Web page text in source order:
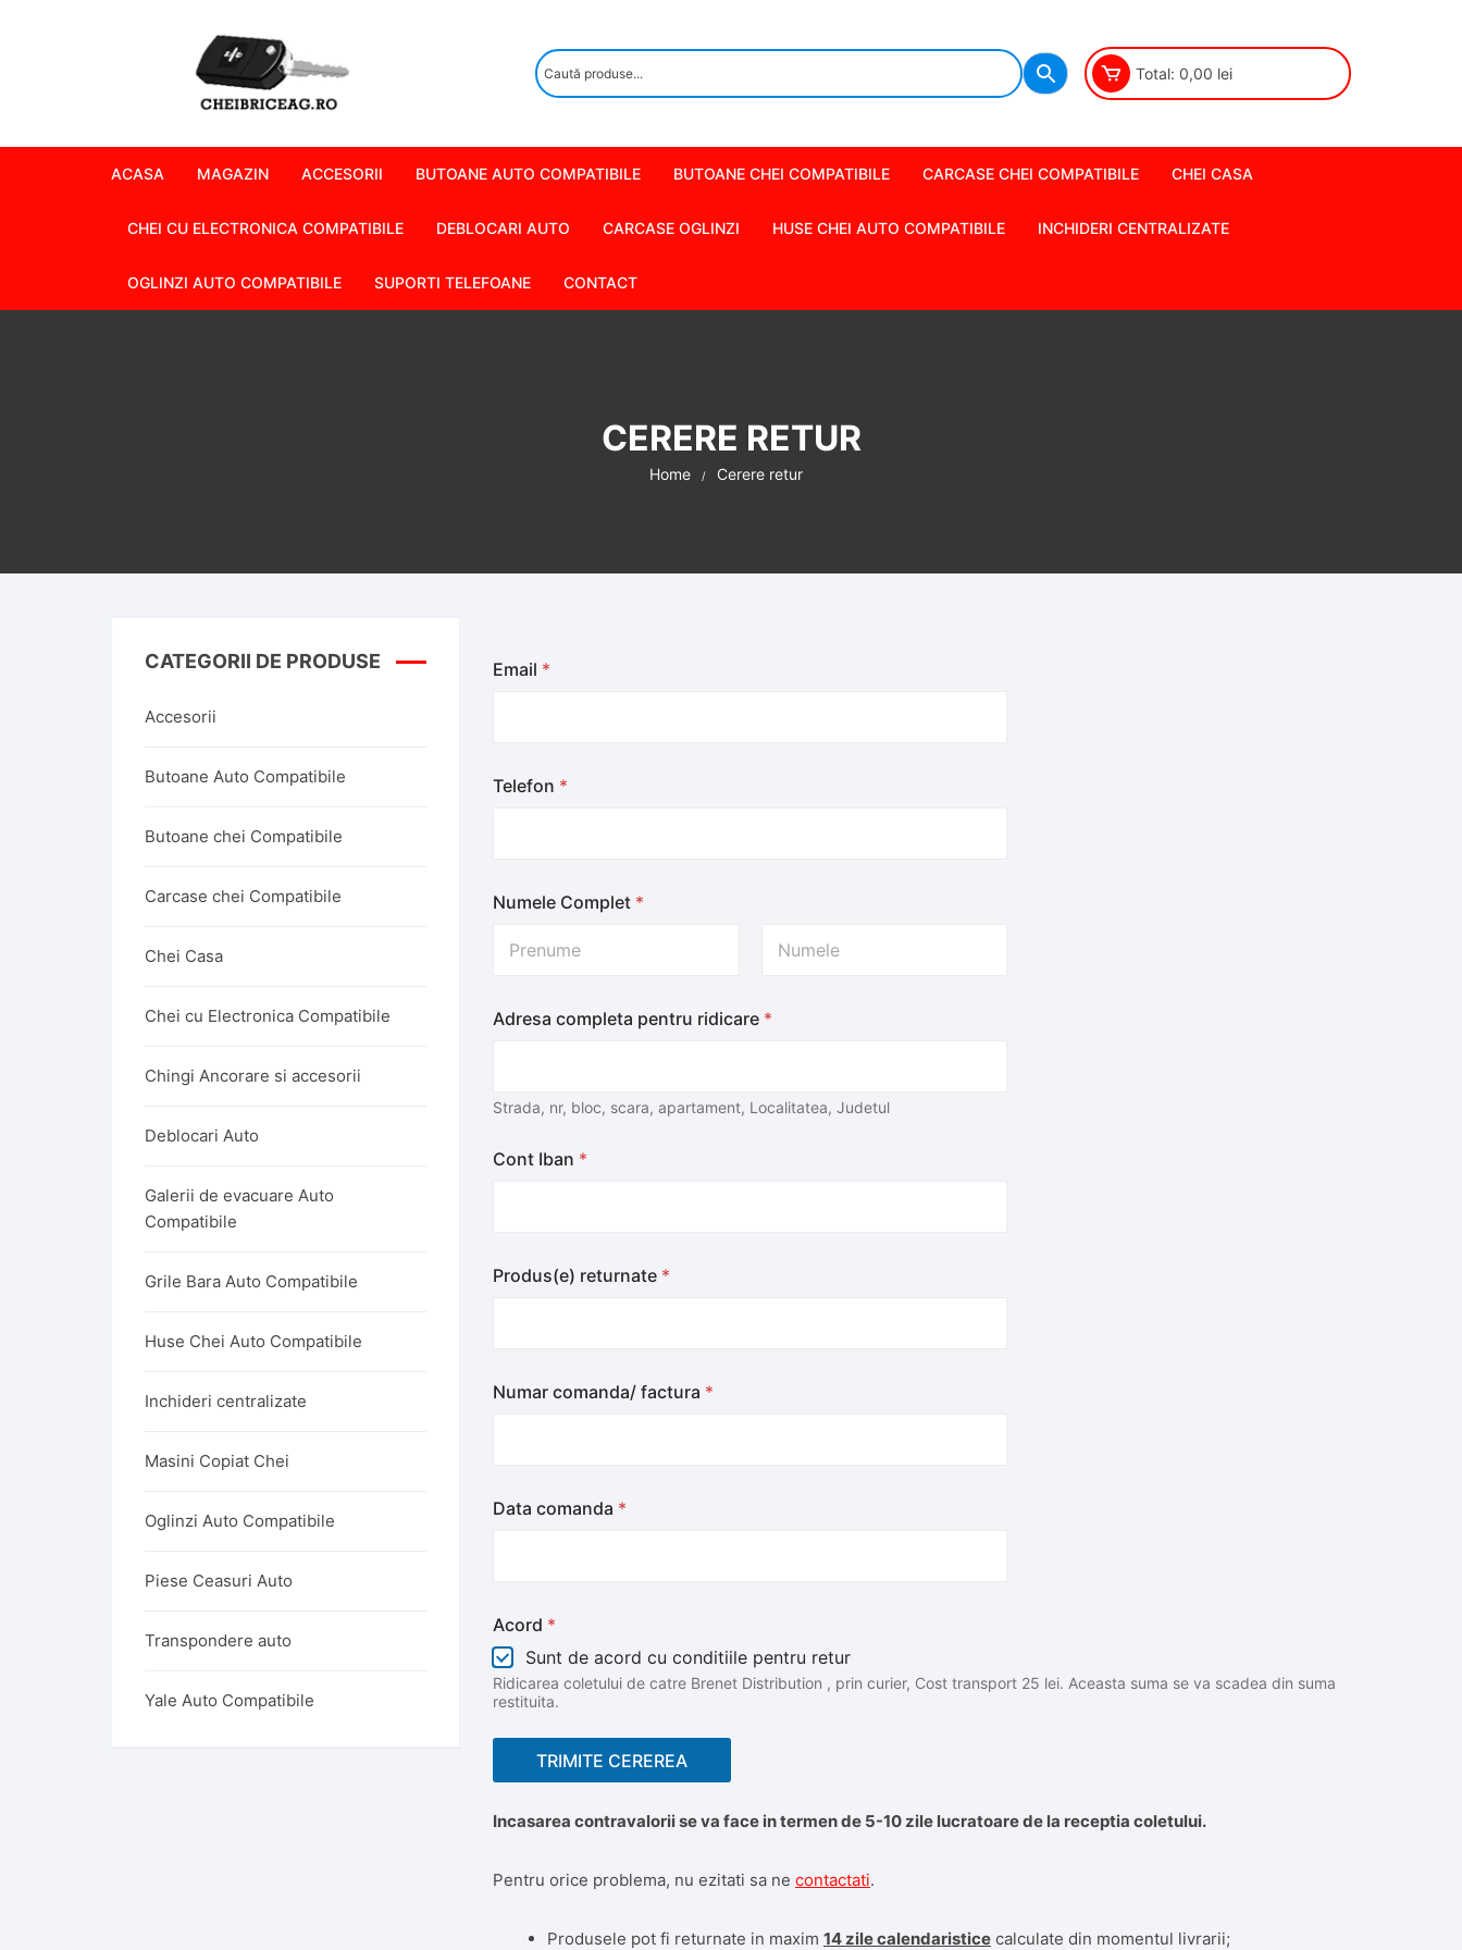
Total: 0,00 lei
ACASA MAGAZIN ACCESORII BUTOANE AUTO COMPATIBILE BUTOANE CHEI COMPATIBILE CARCASE CHEI COMPATIBILE CHEI CASA
CHEI CU ELECTRONICA COMPATIBILE DEBLOCARI AUTO CARCASE OGLINZI HUSE CHEI AUTO COMPATIBILE INCHIDERI CENTRALIZATE
OGLINZI AUTO COMPATIBILE SUPORTI TELEFOANE CONTACT
CERERE RETUR
Home Cerere retur
Email *
Telefon *
Numele Complet *
Adresa completa pentru ridicare *
Strada, nr, bloc, scara, apartament, Localitatea, Judetul
Cont Iban *
Produs(e) returnate *
Numar comanda/ factura *
Data comanda *
Acord *
Sunt de acord cu conditiile pentru retur
Ridicarea coletului de catre Brenet Distribution , prin curier, Cost transport 25 lei. Aceasta suma se va scadea din suma
restituita.
TRIMITE CEREREA
Incasarea contravalorii se va face in termen de 5-10 zile lucratoare de la receptia coletului.
Pentru orice problema, nu ezitati sa ne contactati.
Produsele pot fi returnate in maxim 14 zile calendaristice calculate din momentul livrarii;
CATEGORII DE PRODUSE
Accesorii
Butoane Auto Compatibile
Butoane chei Compatibile
Carcase chei Compatibile
Chei Casa
Chei cu Electronica Compatibile
Chingi Ancorare si accesorii
Deblocari Auto
Galerii de evacuare Auto
Compatibile
Grile Bara Auto Compatibile
Huse Chei Auto Compatibile
Inchideri centralizate
Masini Copiat Chei
Oglinzi Auto Compatibile
Piese Ceasuri Auto
Transpondere auto
Yale Auto Compatibile